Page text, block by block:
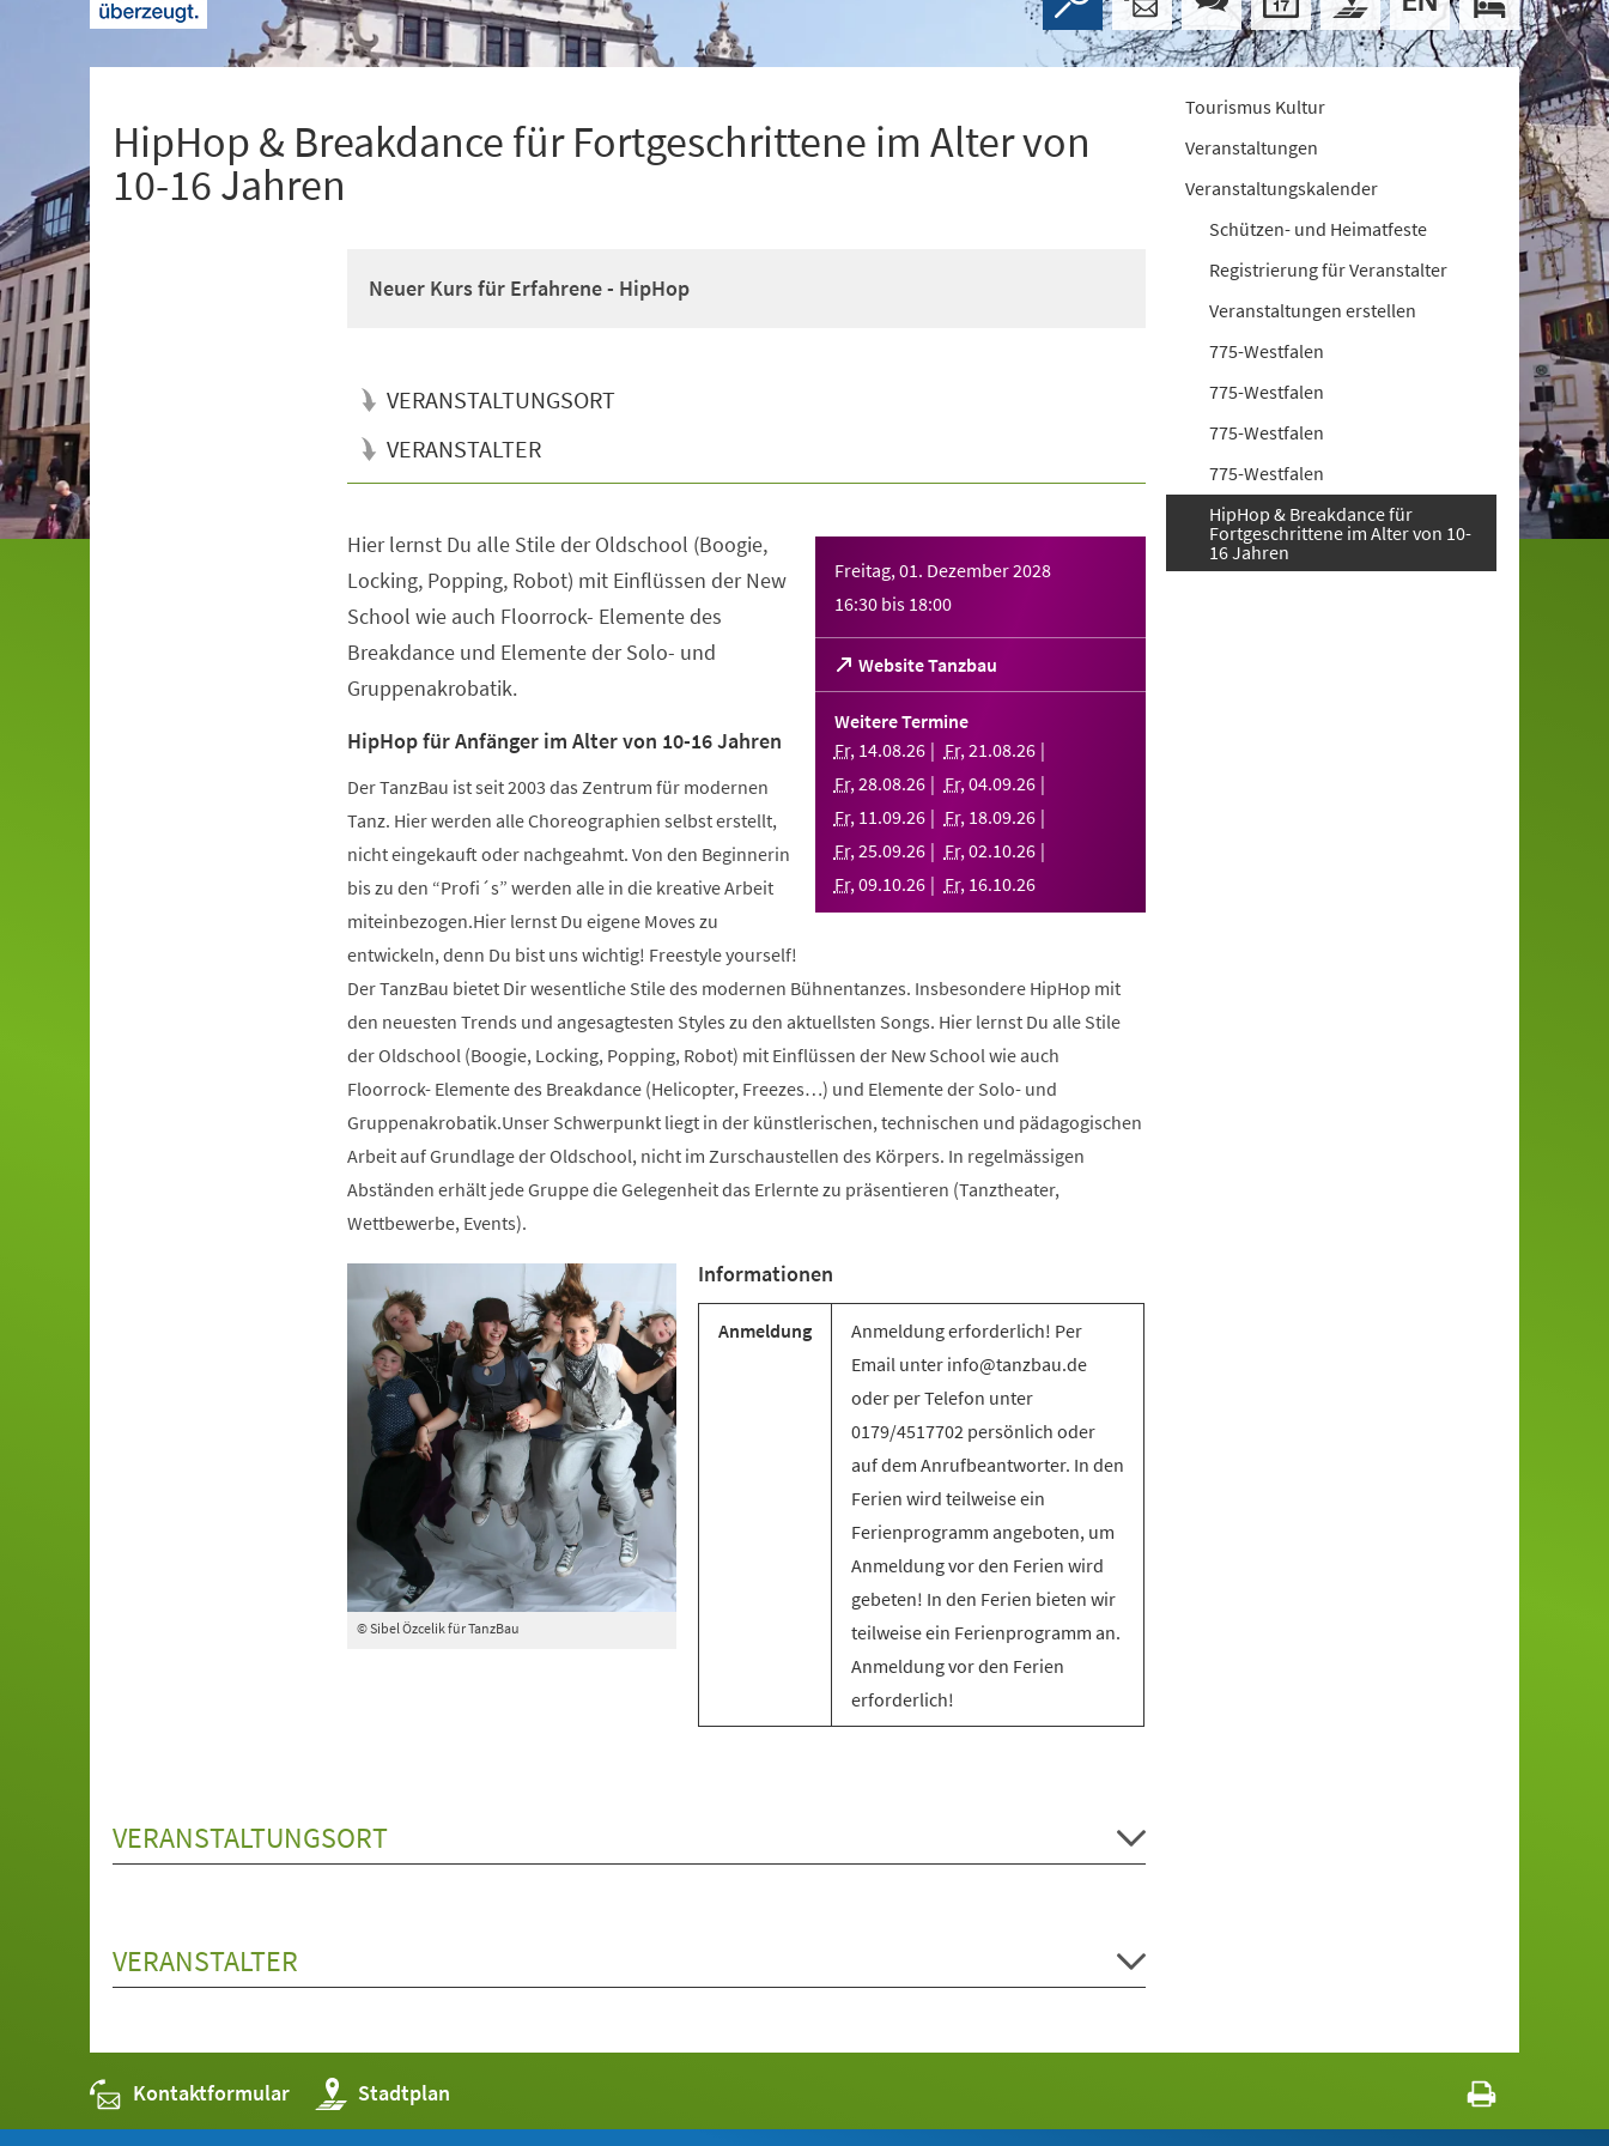
HipHop & Breakdance für Fortgeschrittene im Alter von
10-16 Jahren
Neuer Kurs für Erfahrene - HipHop
VERANSTALTUNGSORT
VERANSTALTER
Freitag, 01. Dezember 2028
16:30 bis 18:00
Website Tanzbau
(Öffnet
in
einem
Tab)
Weitere Termine
Fr, 14.08.26 Fr,21.08.26
Fr,28.08.26 Fr,04.09.26
Fr, 11.09.26 Fr, 18.09.26
Fr,25.09.26 Fr,02.10.26
Fr,09.10.26 Fr, 16.10.26
Hier lernst Du alle Stile der Oldschool (Boogie,
Locking, Popping, Robot) mit Einflüssen der New
School wie auch Floorrock- Elemente des
Breakdance und Elemente der Solo- und
Gruppenakrobatik.
HipHop für Anfänger im Alter von 10-16 Jahren
Der TanzBau ist seit 2003 das Zentrum für modernen
Tanz. Hier werden alle Choreographien selbst erstellt,
nicht eingekauft oder nachgeahmt. Von den Beginnerin
bis zu den “Profi´s” werden alle in die kreative Arbeit
miteinbezogen.Hier lernst Du eigene Moves zu
entwickeln, denn Du bist uns wichtig! Freestyle yourself!
Der TanzBau bietet Dir wesentliche Stile des modernen Bühnentanzes. Insbesondere HipHop mit
den neuesten Trends und angesagtesten Styles zu den aktuellsten Songs. Hier lernst Du alle Stile
der Oldschool (Boogie, Locking, Popping, Robot) mit Einflüssen der New School wie auch
Floorrock- Elemente des Breakdance (Helicopter, Freezes…) und Elemente der Solo- und
Gruppenakrobatik.Unser Schwerpunkt liegt in der künstlerischen, technischen und pädagogischen
Arbeit auf Grundlage der Oldschool, nicht im Zurschaustellen des Körpers. In regelmässigen
Abständen erhält jede Gruppe die Gelegenheit das Erlernte zu präsentieren (Tanztheater,
Wettbewerbe, Events).
© Sibel Özcelik für TanzBau
Informationen
Anmeldung
Anmeldung erforderlich! Per
Email unter info@tanzbau.de
oder per Telefon unter
0179/4517702 persönlich oder
auf dem Anrufbeantworter. In den
Ferien wird teilweise ein
Ferienprogramm angeboten, um
Anmeldung vor den Ferien wird
gebeten! In den Ferien bieten wir
teilweise ein Ferienprogramm an.
Anmeldung vor den Ferien
erforderlich!
VERANSTALTUNGSORT
VERANSTALTER
Tourismus Kultur
Veranstaltungen
Veranstaltungskalender
Schützen- und Heimatfeste
Registrierung für Veranstalter
Veranstaltungen erstellen
775-Westfalen
775-Westfalen
775-Westfalen
775-Westfalen
HipHop & Breakdance für
Fortgeschrittene im Alter von 10-
16 Jahren
Kontaktformular Stadtplan
(Öffnet
in
einem